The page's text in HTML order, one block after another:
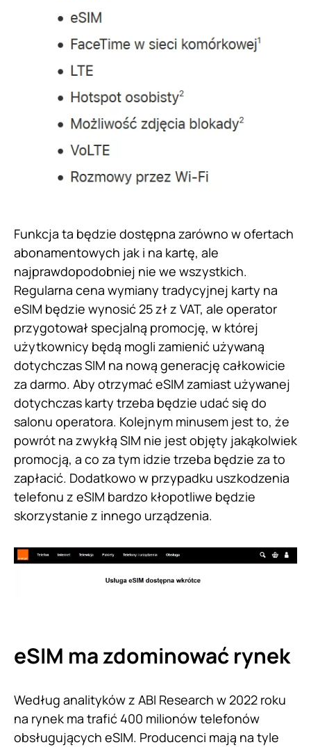
Funkcja ta będzie dostępna zarówno w ofertach
abonamentowych jak i na kartę, ale
najprawdopodobniej nie we wszystkich.
Regularna cena wymiany tradycyjnej karty na
eSIM będzie wynosić 25 zł z VAT, ale operator
przygotował specjalną promocję, w której
użytkownicy będą mogli zamienić używaną
dotychczas SIM na nową generację całkowicie
za darmo. Aby otrzymać eSIM zamiast używanej
dotychczas karty trzeba będzie udać się do
salonu operatora. Kolejnym minusem jest to, że
powrót na zwykłą SIM nie jest objęty jakąkolwiek
promocją, a co za tym idzie trzeba będzie za to
zapłacić. Dodatkowo w przypadku uszkodzenia
telefonu z eSIM bardzo kłopotliwe będzie
skorzystanie z innego urządzenia.
eSIM ma zdominować rynek
Według analityków z ABI Research w 2022 roku
na rynek ma trafić 400 milionów telefonów
obsługujących eSIM. Producenci mają na tyle